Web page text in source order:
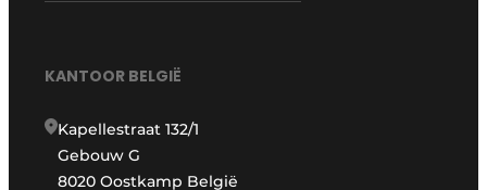
KANTOOR BELGIË
Kapellestraat 132/1
Gebouw G
8020 Oostkamp België